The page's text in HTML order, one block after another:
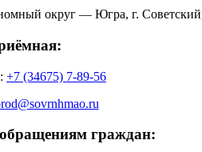
округ — Югра, г.
+7 (34675) 7-89-56
граждан: